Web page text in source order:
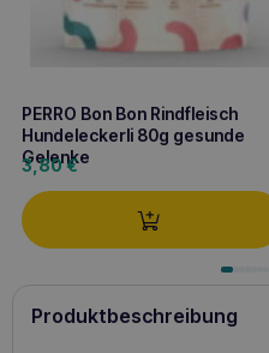
PERRO Bon Bon Rindfleisch
Hundeleckerli 80g gesunde
Gelenke
3,80€
Produktbeschreibung